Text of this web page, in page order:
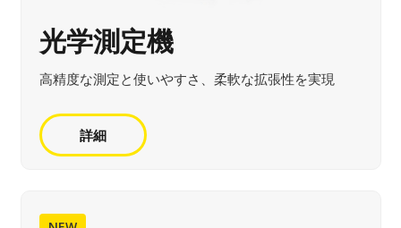
光学測定機
高精度な測定と使いやすさ、柔軟な拡張性を実現
詳細